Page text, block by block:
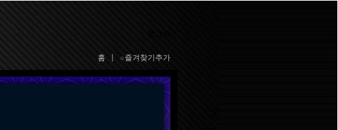
홈 ☆즐겨찾기추가